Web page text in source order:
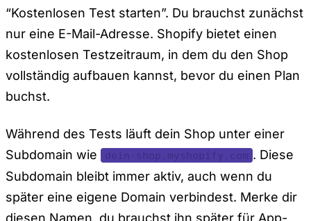
“Kostenlosen Test starten”. Du brauchst zunächst
nur eine E-Mail-Adresse. Shopify bietet einen
kostenlosen Testzeitraum, in dem du den Shop
vollständig aufbauen kannst, bevor du einen Plan
buchst.
Während des Tests läuft dein Shop unter einer
Subdomain wie
dein-shop.myshopify.com . Diese
Subdomain bleibt immer aktiv, auch wenn du
später eine eigene Domain verbindest. Merke dir
diesen Namen, du brauchst ihn später für App-